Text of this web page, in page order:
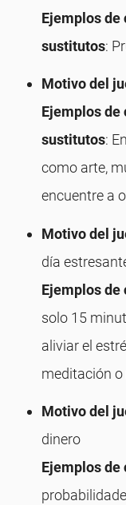
Ejemplos
sustitutos:
Motivo del
Ejemplos
sustitutos:
como arte,
encuentre a
Motivo del
día
Ejemplos
solo 15
aliviar el
meditación
Motivo del
dinero
Ejemplos